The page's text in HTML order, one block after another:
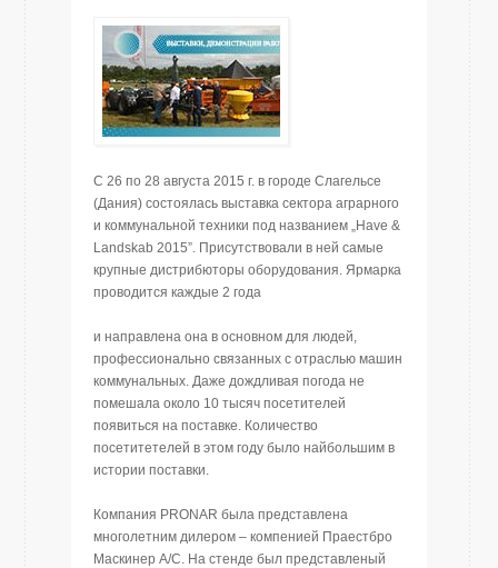
С 26 по 28 августа 2015 г. в городе Слагельсе
(Дания) состоялась выставка сектора аграрного
и коммунальной техники под названием „Have &
Landskab 2015”. Присутствовали в ней самые
крупные дистрибюторы оборудования. Ярмарка
проводится каждые 2 года
и направлена она в основном для людей,
профессионально связанных с отраслью машин
коммунальных. Даже дождливая погода не
помешала около 10 тысяч посетителей
появиться на поставке. Количество
посетитетелей в этом году было найбольшим в
истории поставки.
Компания PRONAR была представлена
многолетним дилером – компенией Праестбро
Маскинер А/С. На стенде был представленый